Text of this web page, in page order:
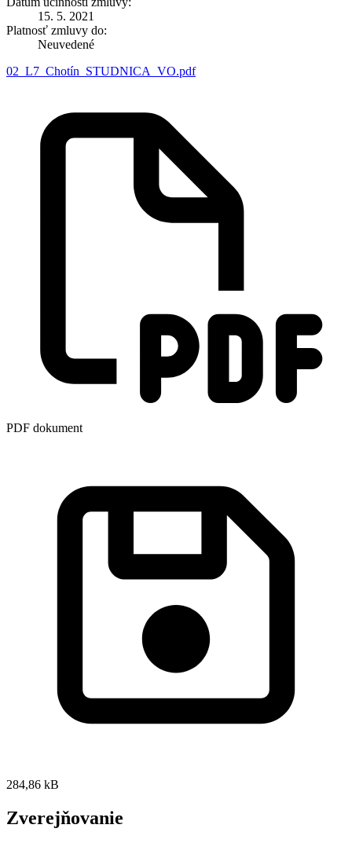
15. 5. 2021
Platnosť zmluvy do:
Neuvedené
02_L7_Chotín_STUDNICA_VO.pdf
PDF dokument
284,86 kB
Zverejňovanie